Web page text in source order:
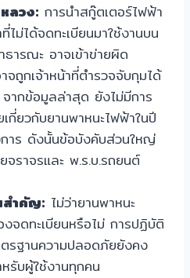
ลวง: การนำสกู๊ตเตอร์ไฟฟ้า
ไม่ได้จดทะเบียนมาใช้งานบน
ารณะ อาจเข้าข่ายผิด
จถูกเจ้าหน้าที่ตำรวจจับกุมได้
จากข้อมูลล่าสุด ยังไม่มีการ
กี่ยวกับยานพาหนะไฟฟ้าในปี
าร ดังนั้นข้อบังคับส่วนใหญ่
ราจรและ พ.ร.บ.รถยนต์
สำคัญ: ไม่ว่ายานพาหนะ
งจดทะเบียนหรือไม่ การปฏิบัติ
รฐานความปลอดภัยยังคง
รับผู้ใช้งานทุกคน